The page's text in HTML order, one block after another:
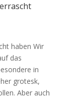
haben Wir
das
in
grotesk,
Aber auch